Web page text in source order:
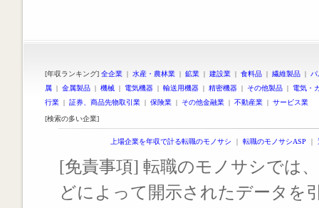
[年収ランキング] 全企業 | 水産・農林業 | 鉱業 | 建設業 | 食料品 | 繊維製品 |
属 | 金属製品 | 機械 | 電気機器 | 輸送用機器 | 精密機器 | その他製品 | 電気・
行業 | 証券、商品先物取引業 | 保険業 | その他金融業 | 不動産業 | サービス業
[検索の多い企業]
上場企業を年収で計る転職のモノサシ ｜ 転職のモノサシASP ｜
[免責事項] 転職のモノサシでは
どによって開示されたデータを